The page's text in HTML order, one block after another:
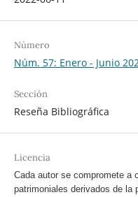
Número
Núm. 57: Enero - Junio
Sección
Reseña Bibliográfica
Licencia
Cada autor se compromete a
patrimoniales derivados de la